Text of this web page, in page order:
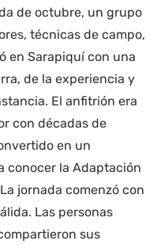
de octubre, un grupo
técnicas de campo,
en Sarapiquí con una
de la experiencia y
El anfitrión era
con décadas de
en un
conocer la Adaptación
jornada comenzó con
Las personas
sus